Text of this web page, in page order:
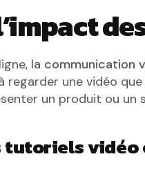
la communication
regarder une vidéo
un produit ou un
tutoriels vidéo